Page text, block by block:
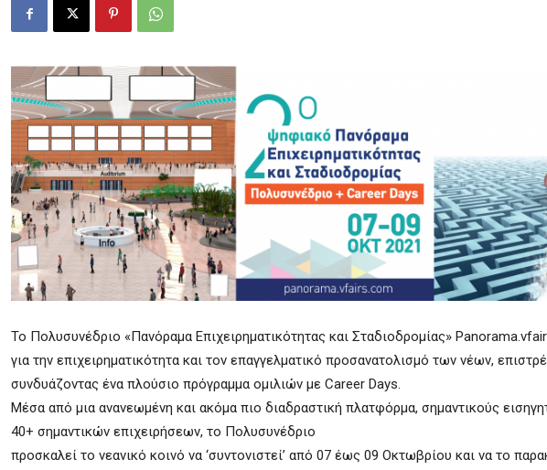
Το Πολυσυνέδριο «Πανόραμα Επιχειρηματικότητας και Σταδιοδρομίας»
για την επιχειρηματικότητα και τον επαγγελματικό προσανατολισμό των νέων,
συνδυάζοντας ένα πλούσιο πρόγραμμα ομιλιών με Career Days.
Μέσα από μια ανανεωμένη και ακόμα πιο διαδραστική πλατφόρμα, σημαντικούς
40+ σημαντικών επιχειρήσεων, το Πολυσυνέδριο
προσκαλεί το νεανικό κοινό να ‘συντονιστεί’ από 07 έως 09 Οκτωβρίου και να το